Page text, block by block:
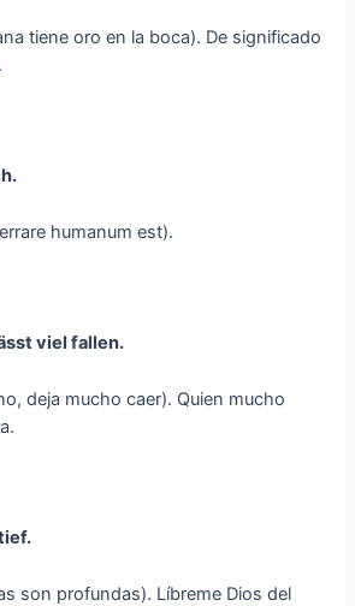
tiene oro en la boca). De significado
humanum est).
viel fallen.
deja mucho caer). Quien mucho
son profundas). Líbreme Dios del